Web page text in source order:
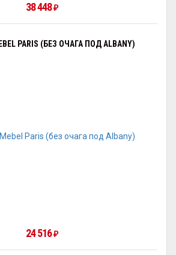
38 448 ₽
PARIS (БЕЗ ОЧАГА ПОД ALBANY)
24 516 ₽